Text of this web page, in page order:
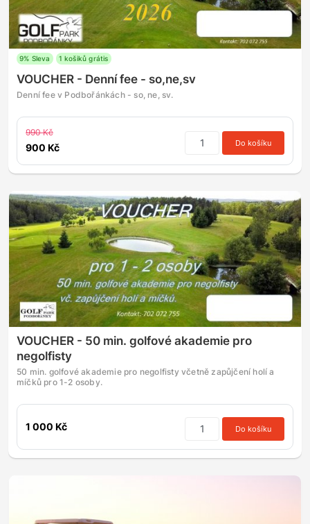
9% Sleva 1 košiků grátis
VOUCHER - Denní fee - so,ne,sv
Denní fee v Podbořánkách - so, ne, sv.
990 Kč
900 Kč Do košíku
VOUCHER - 50 min. golfové akademie pro
negolfisty
50 min. golfové akademie pro negolfisty včetně zapůjčení holí a
míčků pro 1-2 osoby.
1 000 Kč Do košíku